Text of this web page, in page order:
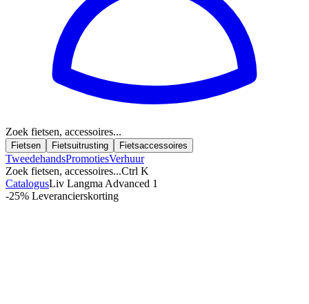
Zoek fietsen, accessoires...
Fietsen Fietsuitrusting Fietsaccessoires
TweedehandsPromotiesVerhuur
Zoek fietsen, accessoires...Ctrl K
CatalogusLiv Langma Advanced 1
-25% Leverancierskorting